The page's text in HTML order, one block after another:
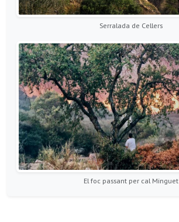
Serralada de Cellers
El foc passant per cal Minguet